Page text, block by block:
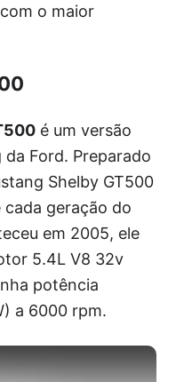
o maior
é um versão
Ford. Preparado
Shelby GT500
geração do
em 2005, ele
5.4L V8 32v
potência
a 6000 rpm.